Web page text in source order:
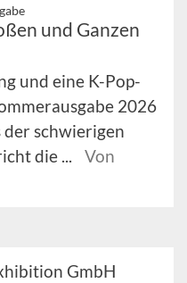
und Ganzen
und eine K-Pop-
2026
der schwierigen
die ...
Von
GmbH